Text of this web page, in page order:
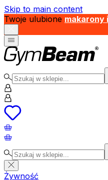
Skip to main content
Twoje ulubione makarony
Żywność